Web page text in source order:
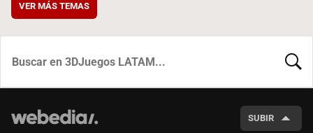
VER MÁS TEMAS
SUBIR